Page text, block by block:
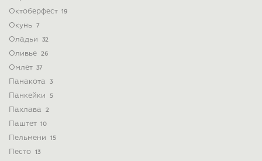
Октоберфест 19
Окунь 7
Оладьи 32
Оливье 26
Омлет 37
Панакота 3
Панкейки 5
Пахлава 2
Паштет 10
Пельмени 15
Песто 13